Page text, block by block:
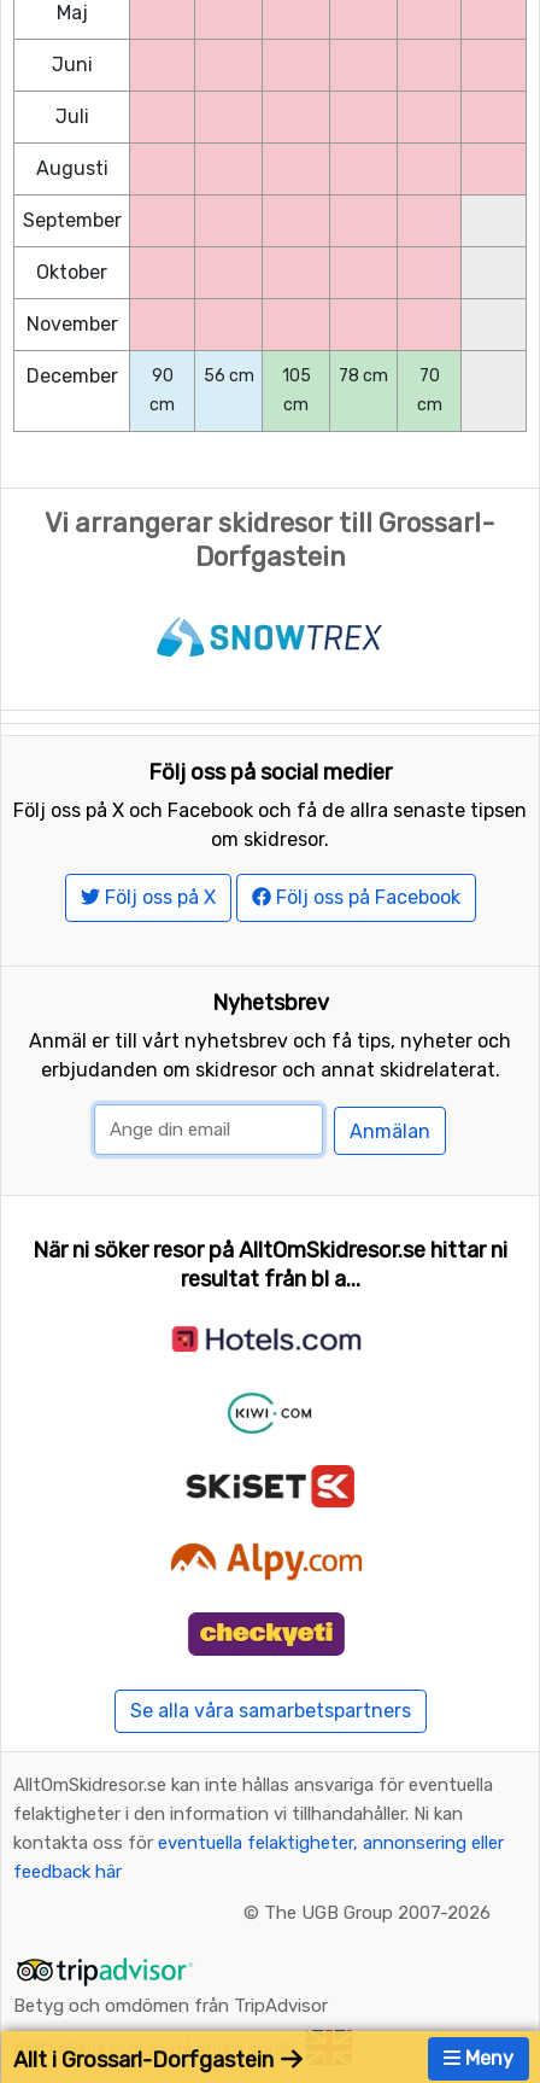
Maj
Juni
Juli
Augusti
September
Oktober
November
December
90
cm
56 cm
105
cm
78 cm
70
cm
Vi arrangerar skidresor till Grossarl-
Dorfgastein
Meny
Allt i Grossarl-Dorfgastein
Följ oss på social medier
Följ oss på X och Facebook och få de allra senaste tipsen
om skidresor.
Följ oss på X Följ oss på Facebook
Nyhetsbrev
Anmäl er till vårt nyhetsbrev och få tips, nyheter och
erbjudanden om skidresor och annat skidrelaterat.
Anmälan
När ni söker resor på AlltOmSkidresor.se hittar ni
resultat från bl a...
Se alla våra samarbetspartners
AlltOmSkidresor.se kan inte hållas ansvariga för eventuella
felaktigheter i den information vi tillhandahåller. Ni kan
kontakta oss för eventuella felaktigheter, annonsering eller
feedback här
© The UGB Group 2007-2026
Betyg och omdömen från TripAdvisor
AlltOmSkidresor.se på andra språk: